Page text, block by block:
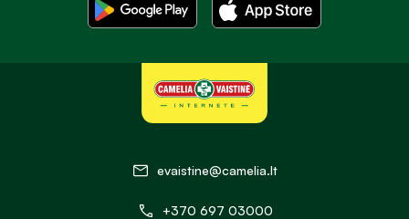
evaistine@camelia.lt
+370 697 03000